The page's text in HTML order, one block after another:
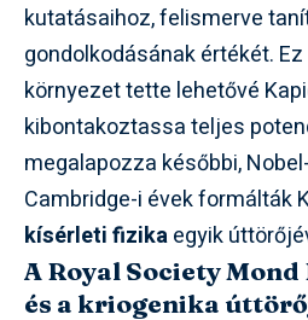
kutatásaihoz, felismerve
gondolkodásának értékét.
környezet tette lehetővé
kibontakoztassa teljes
megalapozza későbbi,
Cambridge-i évek formálták
kísérleti fizikaegyik
A Royal Society
és a kriogenika